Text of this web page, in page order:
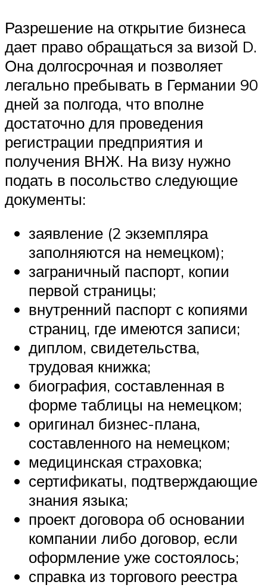
Разрешение на открытие бизнеса
дает право обращаться за визой D.
Она долгосрочная и позволяет
легально пребывать в Германии 90
дней за полгода, что вполне
достаточно для проведения
регистрации предприятия и
получения ВНЖ. На визу нужно
подать в посольство следующие
документы:
заявление (2 экземпляра
заполняются на немецком);
заграничный паспорт, копии
первой страницы;
внутренний паспорт с копиями
страниц, где имеются записи;
диплом, свидетельства,
трудовая книжка;
биография, составленная в
форме таблицы на немецком;
оригинал бизнес-плана,
составленного на немецком;
медицинская страховка;
сертификаты, подтверждающие
знания языка;
проект договора об основании
компании либо договор, если
оформление уже состоялось;
справка из торгового реестра